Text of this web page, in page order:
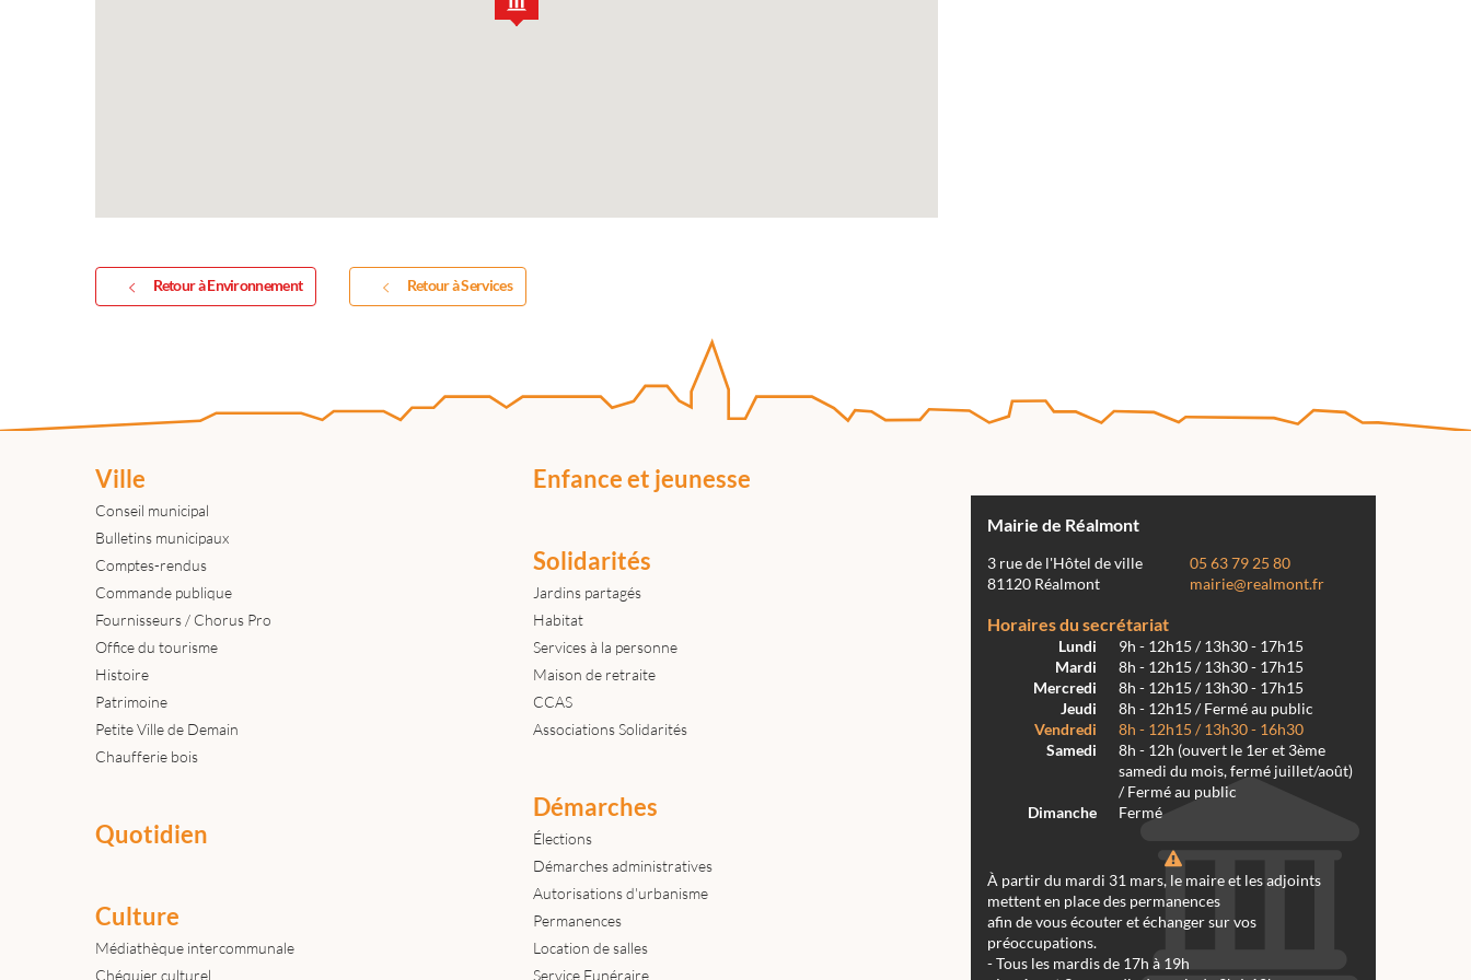
Retour à Environnement Retour à Services
Ville
Conseil municipal
Bulletins municipaux
Comptes-rendus
Commande publique
Fournisseurs / Chorus Pro
Office du tourisme
Histoire
Patrimoine
Petite Ville de Demain
Chaufferie bois
Quotidien
Culture
Médiathèque intercommunale
Chéquier culturel
Enfance et jeunesse
Solidarités
Jardins partagés
Habitat
Services à la personne
Maison de retraite
CCAS
Associations Solidarités
Démarches
Élections
Démarches administratives
Autorisations d'urbanisme
Permanences
Location de salles
Service Funéraire
Mairie de Réalmont
3 rue de l'Hôtel de ville
81120 Réalmont
05 63 79 25 80
mairie@realmont.fr
Horaires du secrétariat
Lundi
9h - 12h15 / 13h30 - 17h15
Mardi
8h - 12h15 / 13h30 - 17h15
Mercredi
8h - 12h15 / 13h30 - 17h15
Jeudi
8h - 12h15 / Fermé au public
Vendredi
8h - 12h15 / 13h30 - 16h30
Samedi
8h - 12h (ouvert le 1er et 3ème
samedi du mois, fermé juillet/août)
/ Fermé au public
Dimanche
Fermé
À partir du mardi 31 mars, le maire et les adjoints
mettent en place des permanences
afin de vous écouter et échanger sur vos
préoccupations.
- Tous les mardis de 17h à 19h